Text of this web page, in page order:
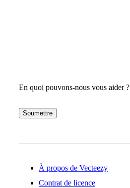
En quoi pouvons-nous vous aider ?
Soumettre
À propos de Vecteezy
Contrat de licence